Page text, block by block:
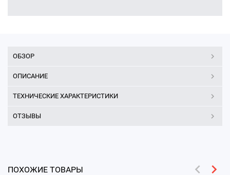
ОБЗОР
ОПИСАНИЕ
ТЕХНИЧЕСКИЕ ХАРАКТЕРИСТИКИ
ОТЗЫВЫ
ПОХОЖИЕ ТОВАРЫ